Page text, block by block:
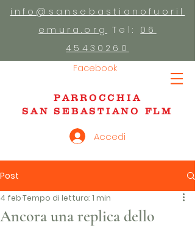
info@sansebastianofuoril
emura.org
Tel: 06
45430260
PARROCCHIA
SAN SEBASTIANO FLM
Facebook
Accedi
Post
Ancora una replica dello
4 febTempo di lettura: 1 min